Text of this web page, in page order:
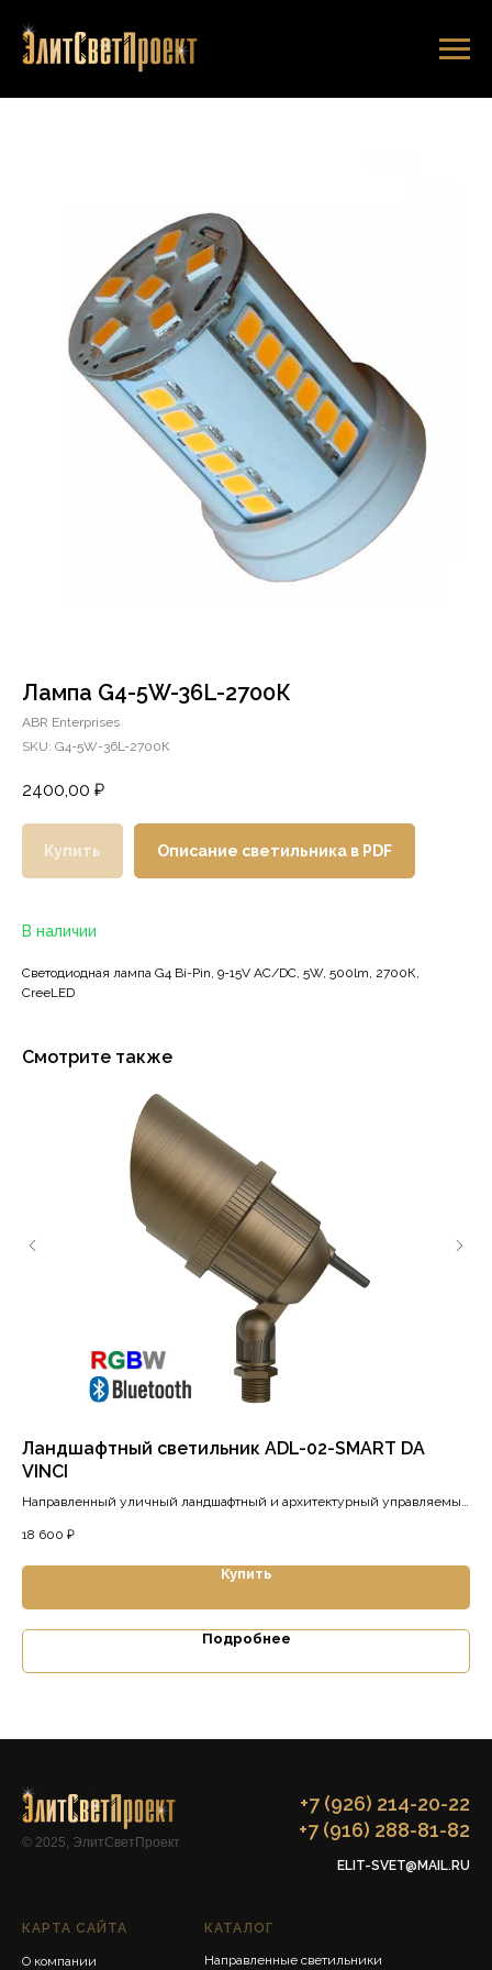
Лампа G4-5W-36L-2700К
ABR Enterprises
SKU: G4-5W-36L-2700К
2400,00 ₽
Купить Описание светильника в PDF
В наличии
Светодиодная лампа G4 Bi-Pin, 9-15V AC/DC, 5W, 500lm, 2700К,
CreeLED
Смотрите также
Ландшафтный светильник ADL-02-SMART DA
VINCI
Направленный уличный ландшафтный и архитектурный управляемый
18 600 ₽
Купить
Подробнее
КАТАЛОГ
КАРТА САЙТА
© 2025, ЭлитСветПроект
ELIT-SVET@MAIL.RU
+7 (926) 214-20-22
+7 (916) 288-81-82
О компании Направленные светильники